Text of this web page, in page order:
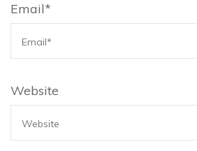
Email*
Website